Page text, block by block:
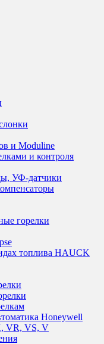
и Moduline
и контроля
УФ-датчики
горелки
топлива HAUCK
Honeywell
VR, VS, V